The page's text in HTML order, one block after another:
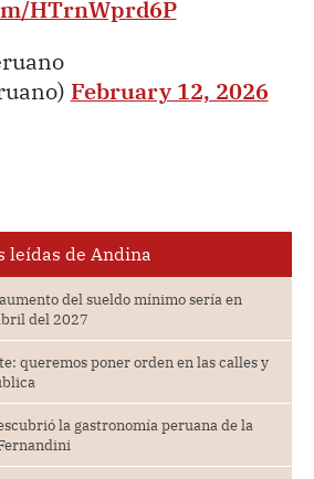
HTrnWprd6P
February 12, 2026
leídas de Andina
del sueldo mínimo sería en
del 2027
queremos poner orden en las calles y
la gastronomía peruana de la